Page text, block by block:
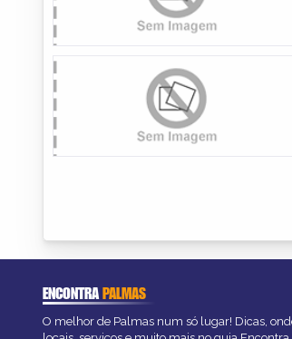
ENCONTRAPALMAS
O melhor de Palmas num só lugar! Dicas,